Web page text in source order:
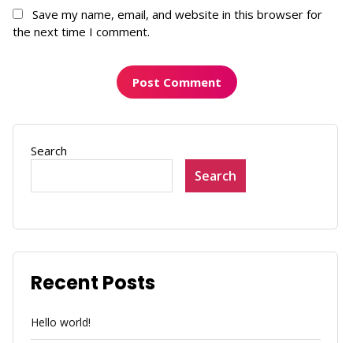
Save my name, email, and website in this browser for
the next time I comment.
Search
Search
Recent Posts
Hello world!